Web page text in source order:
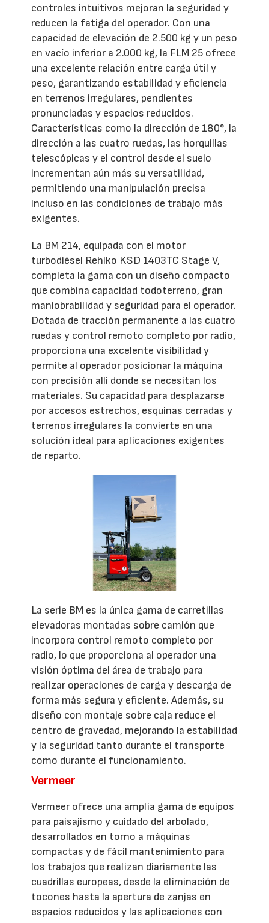
controles intuitivos mejoran la seguridad y
reducen la fatiga del operador. Con una
capacidad de elevación de 2.500 kg y un peso
en vacío inferior a 2.000 kg, la FLM 25 ofrece
una excelente relación entre carga útil y
peso, garantizando estabilidad y eficiencia
en terrenos irregulares, pendientes
pronunciadas y espacios reducidos.
Características como la dirección de 180°, la
dirección a las cuatro ruedas, las horquillas
telescópicas y el control desde el suelo
incrementan aún más su versatilidad,
permitiendo una manipulación precisa
incluso en las condiciones de trabajo más
exigentes.
La BM 214, equipada con el motor
turbodiésel Rehlko KSD 1403TC Stage V,
completa la gama con un diseño compacto
que combina capacidad todoterreno, gran
maniobrabilidad y seguridad para el operador.
Dotada de tracción permanente a las cuatro
ruedas y control remoto completo por radio,
proporciona una excelente visibilidad y
permite al operador posicionar la máquina
con precisión allí donde se necesitan los
materiales. Su capacidad para desplazarse
por accesos estrechos, esquinas cerradas y
terrenos irregulares la convierte en una
solución ideal para aplicaciones exigentes
de reparto.
La serie BM es la única gama de carretillas
elevadoras montadas sobre camión que
incorpora control remoto completo por
radio, lo que proporciona al operador una
visión óptima del área de trabajo para
realizar operaciones de carga y descarga de
forma más segura y eficiente. Además, su
diseño con montaje sobre caja reduce el
centro de gravedad, mejorando la estabilidad
y la seguridad tanto durante el transporte
como durante el funcionamiento.
Vermeer
Vermeer ofrece una amplia gama de equipos
para paisajismo y cuidado del arbolado,
desarrollados en torno a máquinas
compactas y de fácil mantenimiento para
los trabajos que realizan diariamente las
cuadrillas europeas, desde la eliminación de
tocones hasta la apertura de zanjas en
espacios reducidos y las aplicaciones con